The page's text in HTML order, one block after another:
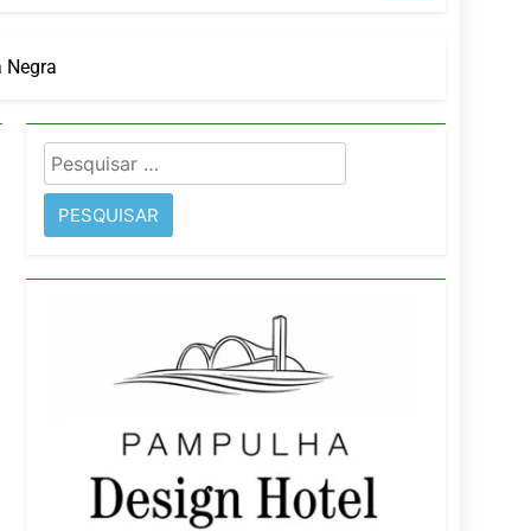
e fortalece infraestrutura
Negra
Pesquisar
por: